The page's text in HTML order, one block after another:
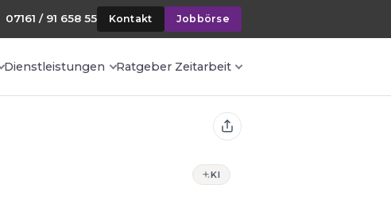
07161 / 91 658 55 Kontakt Jobbörse
Dienstleistungen Ratgeber Zeitarbeit
KI